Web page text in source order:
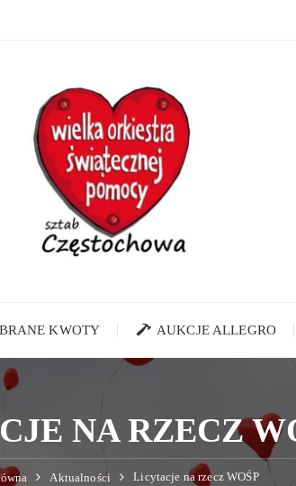
KWOTY AUKCJE ALLEGRO
NA RZECZ
Aktualności Licytacje na rzecz WOŚP